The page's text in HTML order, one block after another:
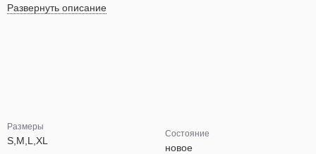
Развернуть описание
Размеры
S,M,L,XL
Состояние
новое